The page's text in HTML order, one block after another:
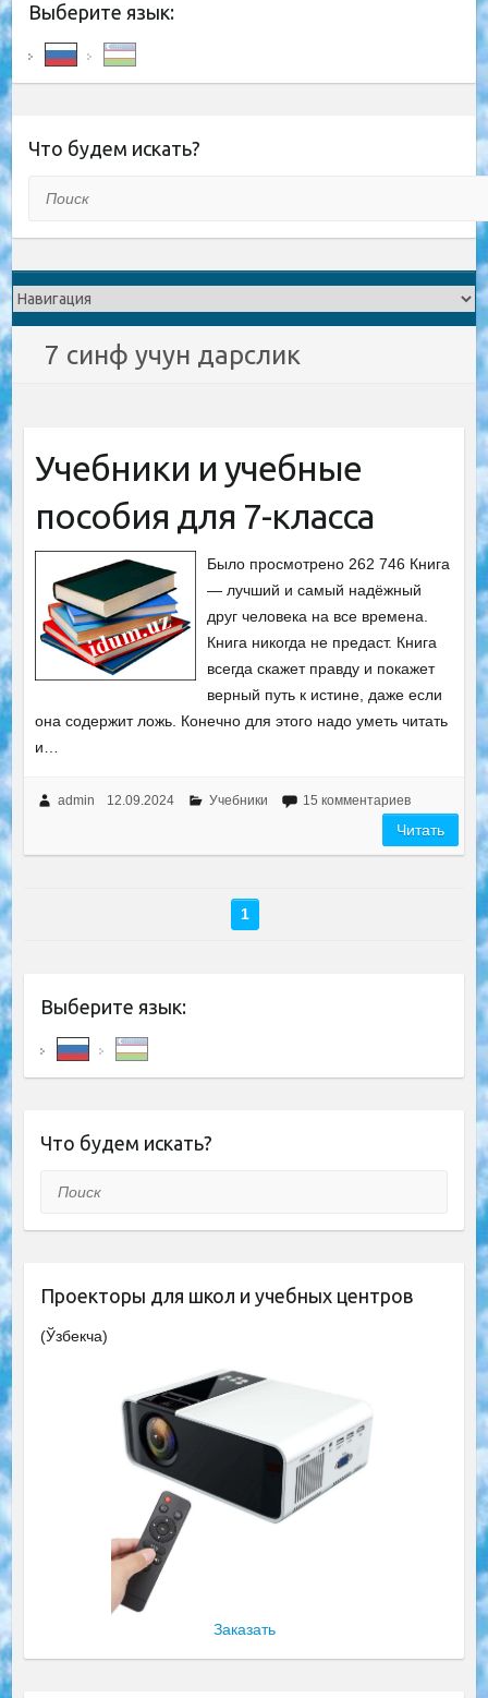
Выберите язык:
Что будем искать?
7 синф учун дарслик
Учебники и учебные
пособия для 7-класса
Было просмотрено 262 746 Книга
— лучший и самый надёжный
друг человека на все времена.
Книга никогда не предаст. Книга
всегда скажет правду и покажет
верный путь к истине, даже если
она содержит ложь. Конечно для этого надо уметь читать
и…
admin 12.09.2024 Учебники 15 комментариев
Читать
1
Выберите язык:
Что будем искать?
Поиск
Проекторы для школ и учебных центров
(Ўзбекча)
Заказать